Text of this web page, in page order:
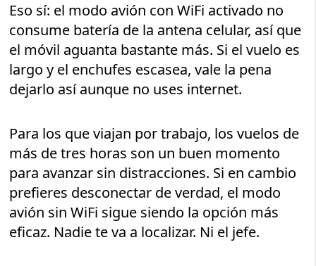
Eso sí: el modo avión con WiFi activado no
consume batería de la antena celular, así que
el móvil aguanta bastante más. Si el vuelo es
largo y el enchufes escasea, vale la pena
dejarlo así aunque no uses internet.
Para los que viajan por trabajo, los vuelos de
más de tres horas son un buen momento
para avanzar sin distracciones. Si en cambio
prefieres desconectar de verdad, el modo
avión sin WiFi sigue siendo la opción más
eficaz. Nadie te va a localizar. Ni el jefe.